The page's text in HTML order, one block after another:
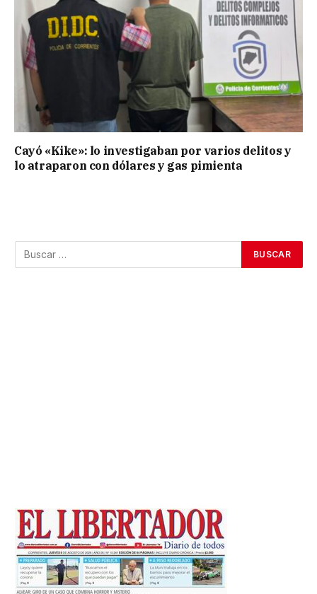
Cayó «Kike»: lo investigaban por varios delitos y
lo atraparon con dólares y gas pimienta